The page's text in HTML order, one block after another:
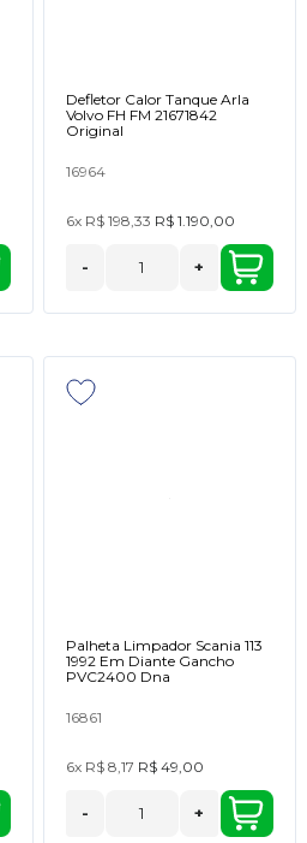
Defletor Calor Tanque Arla
Volvo FH FM 21671842
Original
16964
6x R$ 198,33 R$ 1.190,00
- +
Palheta Limpador Scania 113
1992 Em Diante Gancho
PVC2400 Dna
16861
6x R$ 8,17 R$ 49,00
- +